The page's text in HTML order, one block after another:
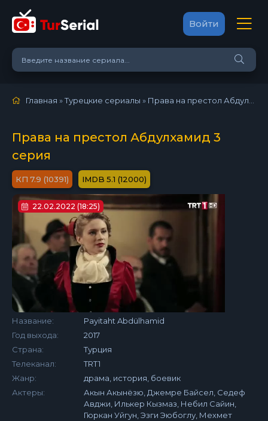
Войти
Главная »Турецкие сериалы » Права на престол Абдулхамид (2017)
Права на престол Абдулхамид 3
серия
7.9 (10391) 5.1 (12000)
22.02.2022 (18:25)
Название:
Payitaht Abdülhamid
Год выхода:
2017
Страна:
Турция
Телеканал:
TRT1
Жанр:
драма, история, боевик
Актеры:
Акын Акынёзю, Джемре Байсел, Седеф
Авджи, Илькер Кызмаз, Небил Сайин,
Гюркан Уйгун, Эзги Эюбоглу, Мехмет